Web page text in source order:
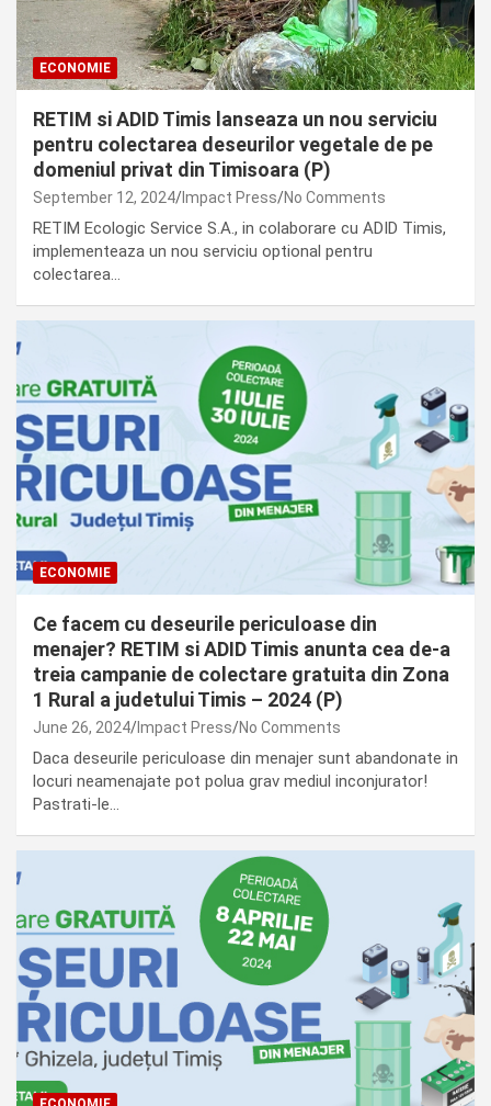
ECONOMIE
RETIM si ADID Timis lanseaza un nou serviciu
pentru colectarea deseurilor vegetale de pe
domeniul privat din Timisoara (P)
September 12, 2024 Impact Press No Comments
RETIM Ecologic Service S.A., in colaborare cu ADID Timis,
implementeaza un nou serviciu optional pentru
colectarea…
ECONOMIE
Ce facem cu deseurile periculoase din
menajer? RETIM si ADID Timis anunta cea de-a
treia campanie de colectare gratuita din Zona
1 Rural a judetului Timis – 2024 (P)
June 26, 2024 Impact Press No Comments
Daca deseurile periculoase din menajer sunt abandonate in
locuri neamenajate pot polua grav mediul inconjurator!
Pastrati-le…